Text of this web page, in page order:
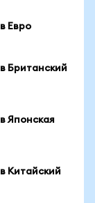
Евро
Британский
Японская
Китайский